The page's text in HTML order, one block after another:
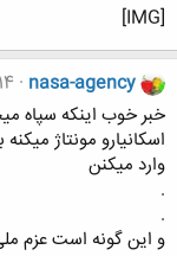
[IMG]
nasa-agency
خبر خوب اینکه سپاه
اسکانیارو مونتاژ
وارد میکنن
.
.
و این گونه است عزم